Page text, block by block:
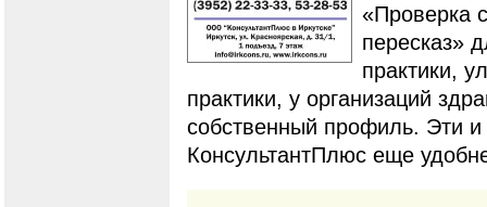
«Проверка
пересказ»
практики,
практики, у организаций
собственный профиль. Эти
КонсультантПлюс еще